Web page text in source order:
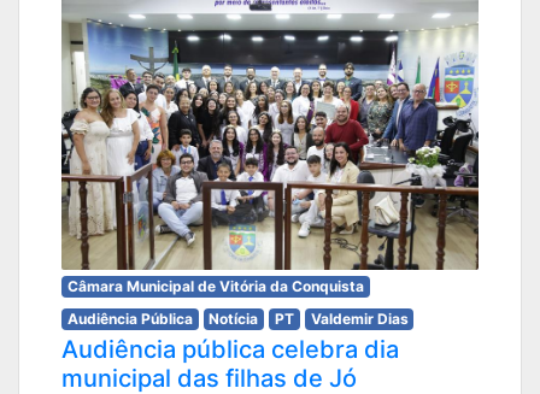
Câmara Municipal de Vitória da Conquista
Audiência Pública
Notícia PT Valdemir Dias
Audiência pública celebra dia
municipal das filhas de Jó